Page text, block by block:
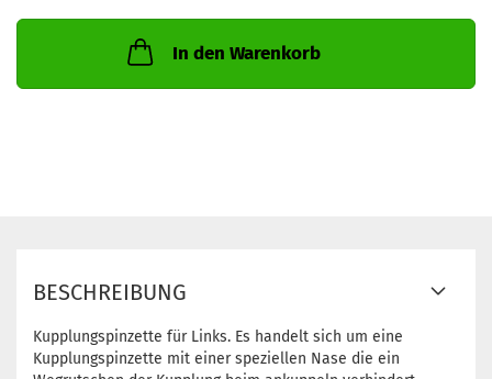
In den Warenkorb
BESCHREIBUNG
Kupplungspinzette für Links. Es handelt sich um eine
Kupplungspinzette mit einer speziellen Nase die ein